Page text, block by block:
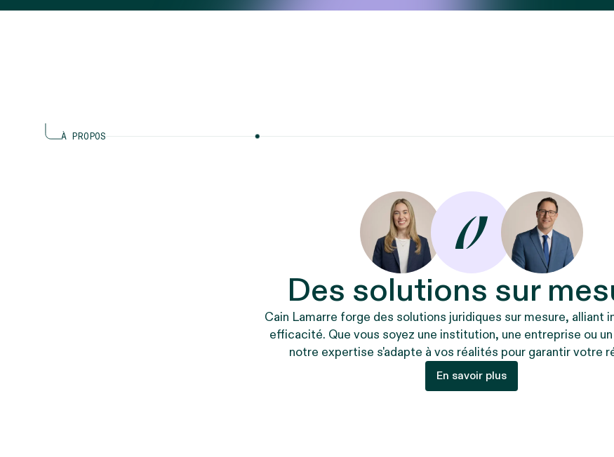
À PROPOS
Des solutions sur
Cain Lamarre forge des solutions juridiques sur mesure, alliant
efficacité. Que vous soyez une institution, une entreprise ou
notre expertise s'adapte à vos réalités pour garantir votre
En savoir plus